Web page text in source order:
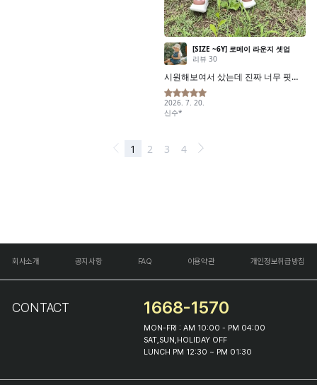
회사소개 공지사항 FAQ 이용약관 개인정보취급방침
CONTACT 1668-1570
MON-FRI : AM 10:00 - PM 04:00
SAT,SUN,HOLIDAY OFF
LUNCH PM 12:30 ~ PM 01:30